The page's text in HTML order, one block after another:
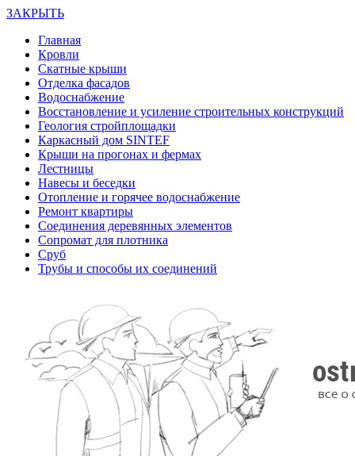
ЗАКРЫТЬ
Главная
Кровли
Скатные крыши
Отделка фасадов
Водоснабжение
Восстановление и усиление строительных конструкций
Геология стройплощадки
Каркасный дом SINTEF
Крыши на прогонах и фермах
Лестницы
Навесы и беседки
Отопление и горячее водоснабжение
Ремонт квартиры
Соединения деревянных элементов
Сопромат для плотника
Сруб
Трубы и способы их соединений